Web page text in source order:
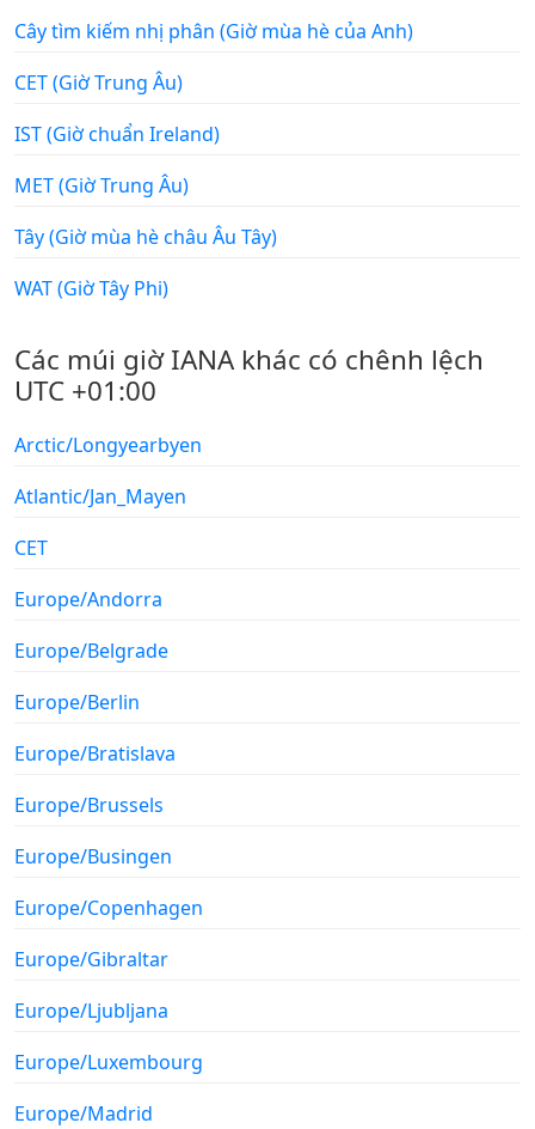
Cây tìm kiếm nhị phân (Giờ mùa hè của Anh)
CET (Giờ Trung Âu)
IST (Giờ chuẩn Ireland)
MET (Giờ Trung Âu)
Tây (Giờ mùa hè châu Âu Tây)
WAT (Giờ Tây Phi)
Các múi giờ IANA khác có chênh lệch
UTC +01:00
Arctic/Longyearbyen
Atlantic/Jan_Mayen
CET
Europe/Andorra
Europe/Belgrade
Europe/Berlin
Europe/Bratislava
Europe/Brussels
Europe/Busingen
Europe/Copenhagen
Europe/Gibraltar
Europe/Ljubljana
Europe/Luxembourg
Europe/Madrid